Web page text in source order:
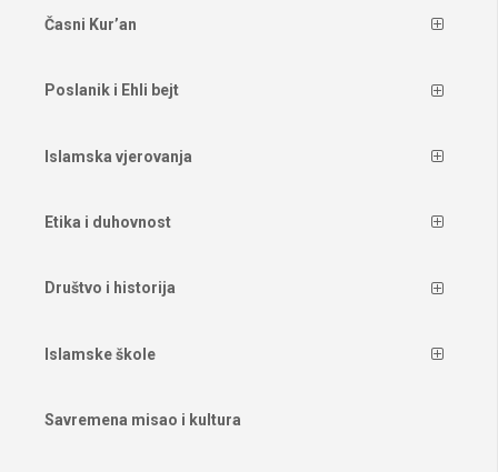
Časni Kur’an
Poslanik i Ehli bejt
Islamska vjerovanja
Etika i duhovnost
Društvo i historija
Islamske škole
Savremena misao i kultura